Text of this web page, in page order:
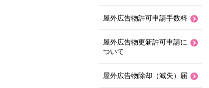
屋外広告物許可申請手数料
屋外広告物更新許可申請に
ついて
屋外広告物除却（滅失）届